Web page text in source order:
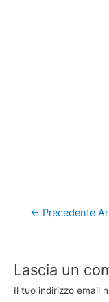
← Precedente
Lascia un
Il tuo indirizzo email